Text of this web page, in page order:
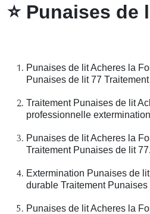
⭐Punaises de
Punaises de lit Acheres la
Punaises de lit 77
Traitement Punaises de lit
professionnelle
Punaises de lit Acheres la
Traitement Punaises de lit 77.
Extermination Punaises de
durable Traitement Punaises
Punaises de lit Acheres la